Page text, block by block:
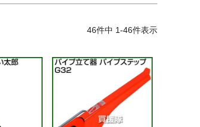
46件中 1-46件表示